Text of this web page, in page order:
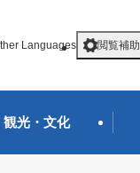
Languages 閲覧補助
観光・文化